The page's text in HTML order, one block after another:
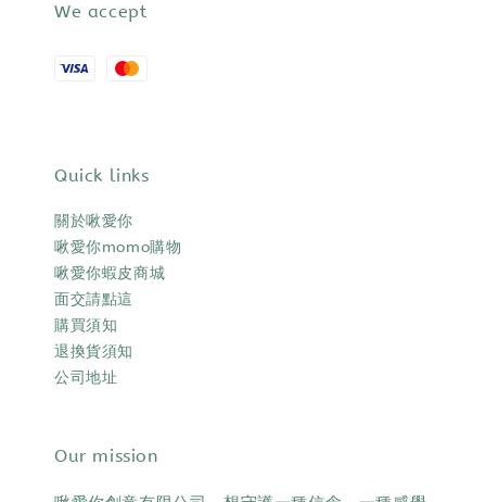
We accept
Quick links
關於啾愛你
啾愛你momo購物
啾愛你蝦皮商城
面交請點這
購買須知
退換貨須知
公司地址
Our mission